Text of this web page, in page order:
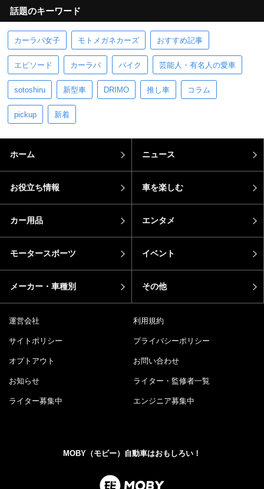
話題のキーワード
カーラバ女子 モトメガネカーズ おすすめ記事
エピソード カーラバ バイク 芸能人・有名人の愛車
sotoshiru 新型車 DRIMO 推し車 コラム
pickup 新着
ホーム ニュース
お役立ち情報 車を楽しむ
カー用品 エンタメ
モータースポーツ イベント
メーカー・車種別 その他
運営会社 利用規約
サイトポリシー プライバシーポリシー
オプトアウト お問い合わせ
お知らせ ライター・監修者一覧
ライター募集中 エンジニア募集中
MOBY（モビー）自動車はおもしろい！